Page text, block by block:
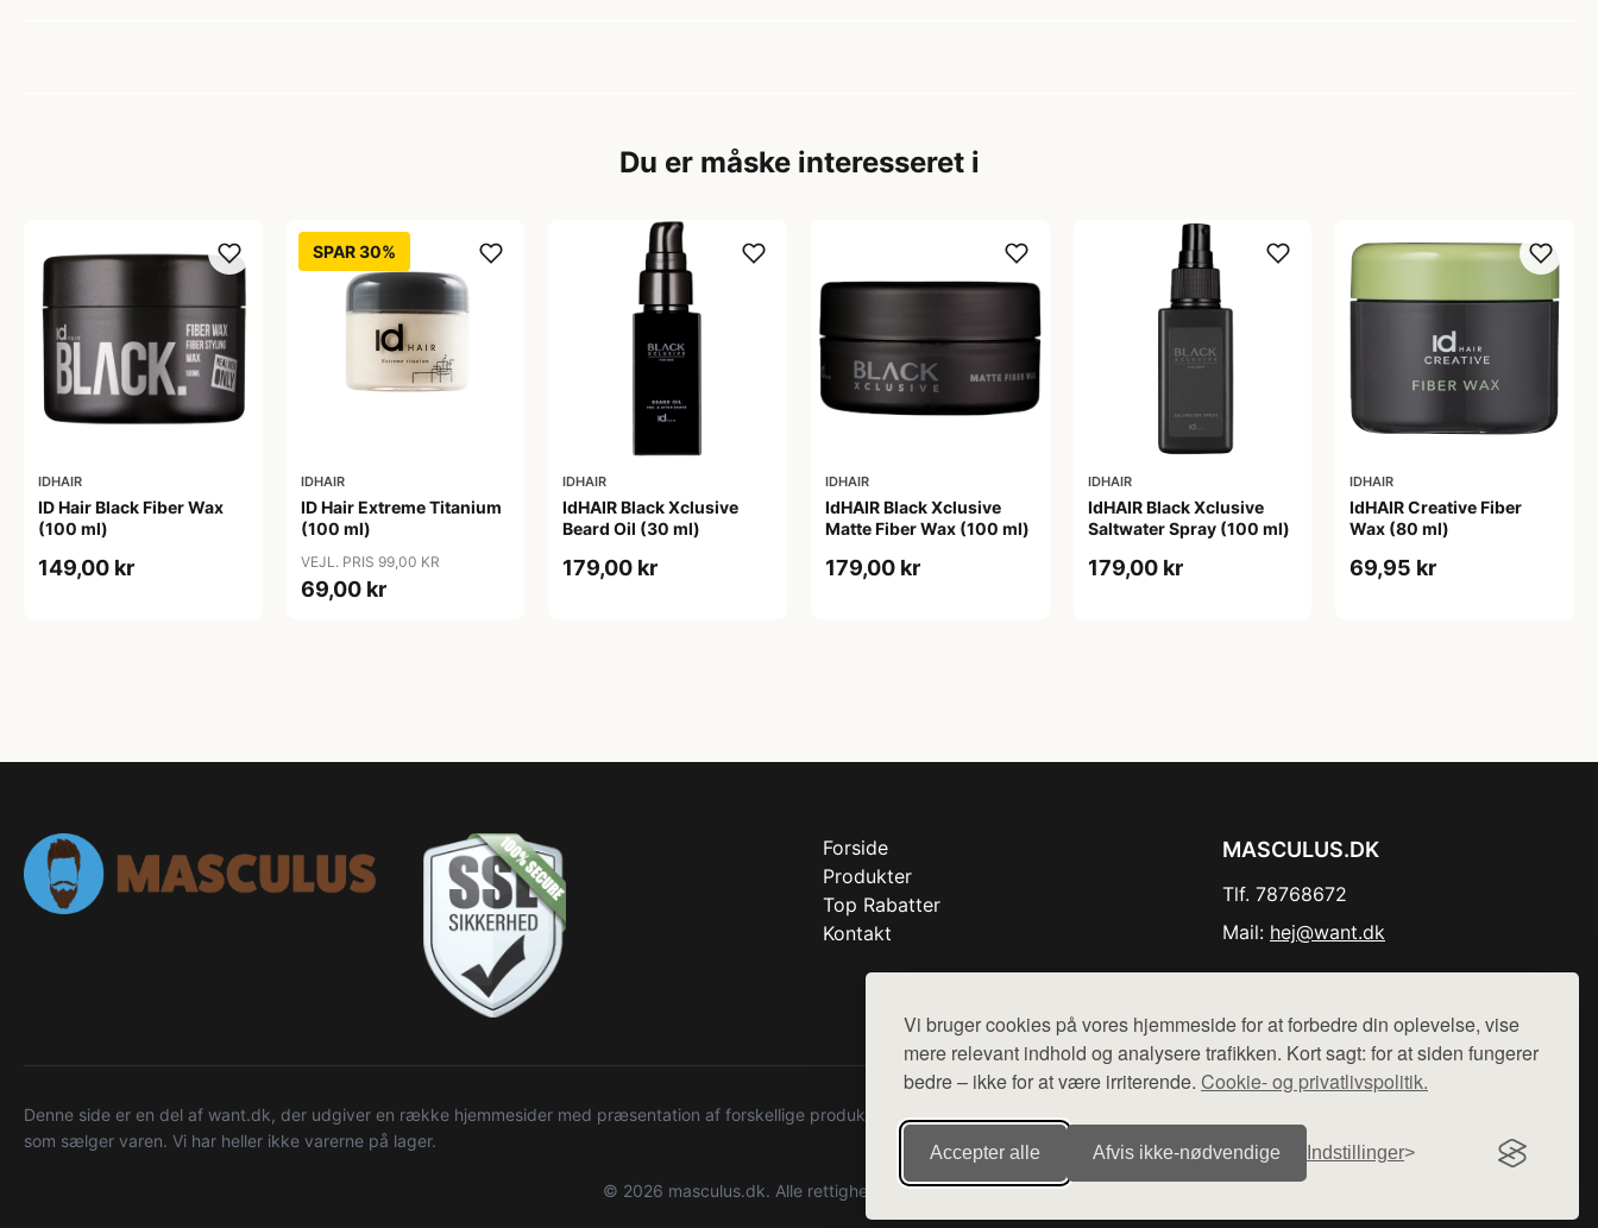
Vi bruger cookies på vores hjemmeside for at forbedre din oplevelse, vise
mere relevant indhold og analysere trafikken. Kort sagt: for at siden fungerer
bedre – ikke for at være irriterende. Cookie- og privatlivspolitik.
Accepter alle Afvis ikke‑nødvendige Indstillinger
Du er måske interesseret i
IDHAIR
ID Hair Black Fiber Wax
(100 ml)
149,00 kr
SPAR 30%
IDHAIR
ID Hair Extreme Titanium
(100 ml)
VEJL. PRIS 99,00 KR
69,00 kr
IDHAIR
IdHAIR Black Xclusive
Beard Oil (30 ml)
179,00 kr
IDHAIR
IdHAIR Black Xclusive
Matte Fiber Wax (100 ml)
179,00 kr
IDHAIR
IdHAIR Black Xclusive
Saltwater Spray (100 ml)
179,00 kr
IDHAIR
IdHAIR Creative Fiber
Wax (80 ml)
69,95 kr
Forside
Produkter
Top Rabatter
Kontakt
MASCULUS.DK
Tlf. 78768672
Mail: hej@want.dk
Denne side er en del af want.dk, der udgiver en række hjemmesider med præsentation af forskellige produkter fra diverse webshops. Der sælges ikke varer fra denne side - vi henviser til de shops,
som sælger varen. Vi har heller ikke varerne på lager.
© 2026 masculus.dk. Alle rettigheder forbeholdes.